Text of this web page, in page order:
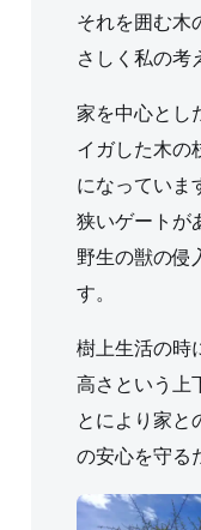
それを囲む木
さしく私の考
家を中心とし
イガした木の
になっていま
狭いゲートが
野生の獣の侵
す。
樹上生活の時
高さという上
とにより家と
の安心を守る